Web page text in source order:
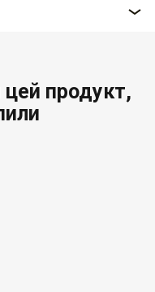
цей продукт,